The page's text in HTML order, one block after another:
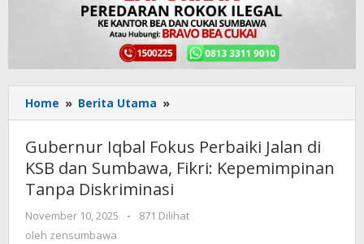
Home » Berita Utama »
Iqbal
Perbaiki
Jalan
di
dan
Gubernur Iqbal Fokus Perbaiki Jalan di
KSB dan Sumbawa, Fikri: Kepemimpinan
Tanpa Diskriminasi
November 10, 2025
oleh
-
871 Dilihat
oleh zensumbawa